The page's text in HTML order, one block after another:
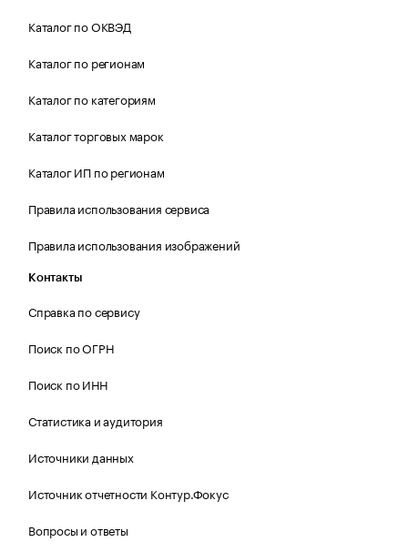
Каталог по ОКВЭД
Каталог по регионам
Каталог по категориям
Каталог торговых марок
Каталог ИП по регионам
Правила использования сервиса
Правила использования изображений
Контакты
Справка по сервису
Поиск по ОГРН
Поиск по ИНН
Статистика и аудитория
Источники данных
Источник отчетности Контур.Фокус
Вопросы и ответы